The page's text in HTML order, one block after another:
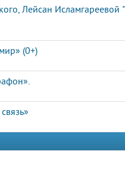
Лейсан Исламгареевой
(0+)